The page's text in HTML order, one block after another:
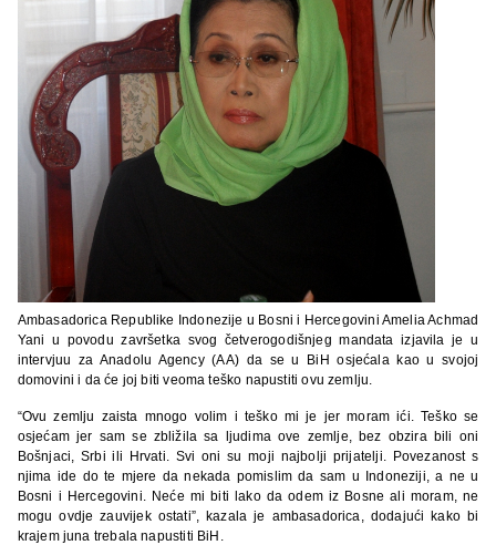
Ambasadorica Republike Indonezije u Bosni i Hercegovini Amelia Achmad
Yani u povodu završetka svog četverogodišnjeg mandata izjavila je u
intervjuu za Anadolu Agency (AA) da se u BiH osjećala kao u svojoj
domovini i da će joj biti veoma teško napustiti ovu zemlju.
“Ovu zemlju zaista mnogo volim i teško mi je jer moram ići. Teško se
osjećam jer sam se zbližila sa ljudima ove zemlje, bez obzira bili oni
Bošnjaci, Srbi ili Hrvati. Svi oni su moji najbolji prijatelji. Povezanost s
njima ide do te mjere da nekada pomislim da sam u Indoneziji, a ne u
Bosni i Hercegovini. Neće mi biti lako da odem iz Bosne ali moram, ne
mogu ovdje zauvijek ostati”, kazala je ambasadorica, dodajući kako bi
krajem juna trebala napustiti BiH.